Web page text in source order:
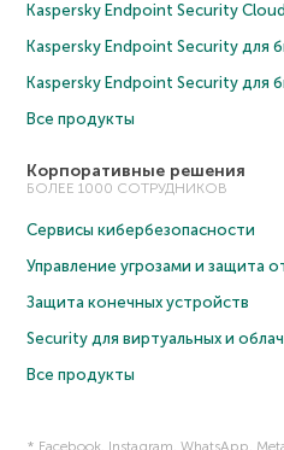
Kaspersky Endpoint Security Cloud
Kaspersky Endpoint Security для
Kaspersky Endpoint Security для
Все продукты
Корпоративные решения
БОЛЕЕ 1000 СОТРУДНИКОВ
Сервисы кибербезопасности
Управление угрозами и защита
Защита конечных устройств
Security для виртуальных и
Все продукты